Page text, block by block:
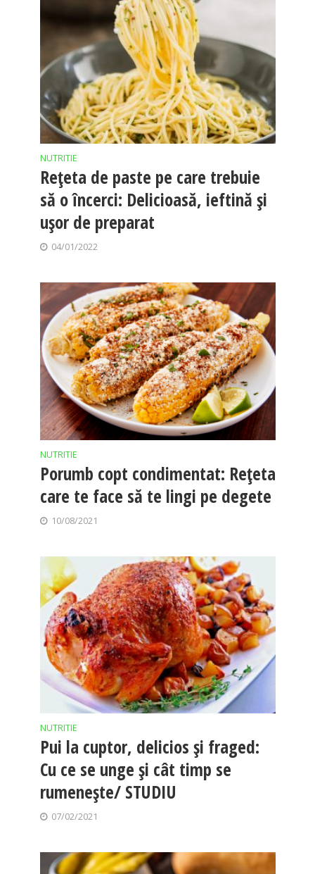
NUTRITIE
Rețeta de paste pe care trebuie
să o încerci: Delicioasă, ieftină și
ușor de preparat
04/01/2022
NUTRITIE
Porumb copt condimentat: Rețeta
care te face să te lingi pe degete
10/08/2021
NUTRITIE
Pui la cuptor, delicios și fraged:
Cu ce se unge și cât timp se
rumenește/ STUDIU
07/02/2021